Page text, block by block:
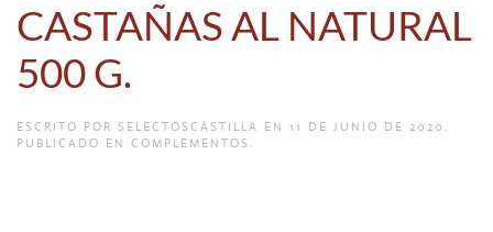
CASTAÑAS AL NATURAL
500 G.
ESCRITO POR SELECTOSCASTILLA EN 11 DE JUNIO DE 2020 .
PUBLICADO EN COMPLEMENTOS .